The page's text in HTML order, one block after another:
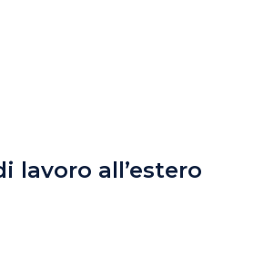
lavoro all’estero